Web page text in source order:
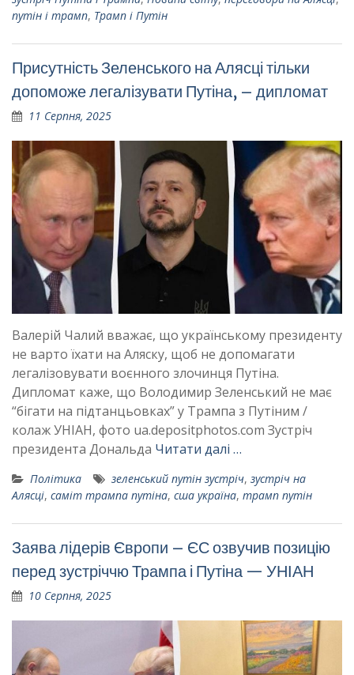
путін і трамп, Трамп і Путін
Присутність Зеленського на Алясці тільки
допоможе легалізувати Путіна, – дипломат
11 Серпня, 2025
Валерій Чалий вважає, що українському президенту
не варто їхати на Аляску, щоб не допомагати
легалізовувати воєнного злочинця Путіна.
Дипломат каже, що Володимир Зеленський не має
“бігати на підтанцьовках” у Трампа з Путіним /
колаж УНІАН, фото ua.depositphotos.com Зустріч
президента Дональда Читати далі …
Політика зеленський путін зустріч, зустріч на
Алясці, саміт трампа путіна, сша україна, трамп путін
Заява лідерів Європи – ЄС озвучив позицію
перед зустріччю Трампа і Путіна — УНІАН
10 Серпня, 2025